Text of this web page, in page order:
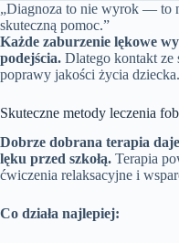
„Diagnoza to nie wyrok — to
skuteczną pomoc.”
Każde zaburzenie lękowe
podejścia. Dlatego kontakt ze
poprawy jakości życia dziecka.
Skuteczne metody leczenia
Dobrze dobrana terapia
lęku przed szkołą. Terapia
ćwiczenia relaksacyjne i
Co działa najlepiej: